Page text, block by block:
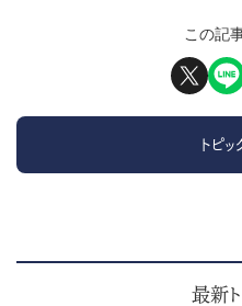
この記
トピ
最新ト